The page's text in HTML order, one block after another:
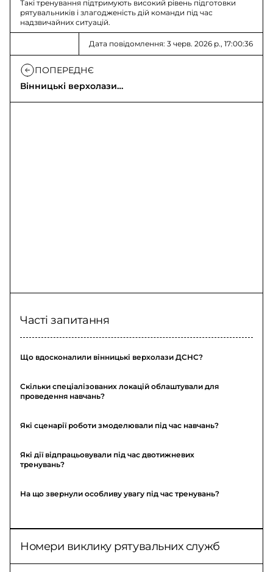
Такі тренування підтримують високий рівень підготовки
рятувальників і злагодженість дій команди під час
надзвичайних ситуацій.
Дата повідомлення: 3 черв. 2026 р., 17:00:36
ПОПЕРЕДНЄ
Вінницькі верхолази
ДСНС вдосконалили
Часті запитання
Що вдосконалили вінницькі верхолази ДСНС?
Скільки спеціалізованих локацій облаштували для
проведення навчань?
Які сценарії роботи змоделювали під час навчань?
Які дії відпрацьовували під час двотижневих
тренувань?
На що звернули особливу увагу під час тренувань?
Номери виклику рятувальних служб